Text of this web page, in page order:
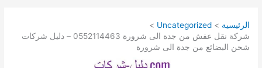
الرئيسية
Uncategorized
شركة نقل عفش من جدة الى شرورة 0552114463 – دليل شركات
شحن البضائع من جدة الى شرورة